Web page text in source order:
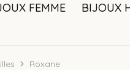
FEMME BIJOUX
Roxane